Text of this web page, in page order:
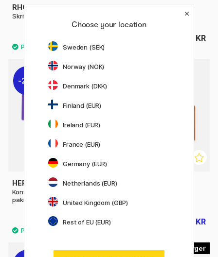
RHODIA
Skriveunderlag Rhodiarama
FABER-CASTELL
Blyantspisser Bordmodell
179 KR
21%
HERMA
Konvoluttmappe A5 5-
pakning
76 KR
96 KR
HERMA
pakning
111 KR
Choose your location
Sweden (SEK)
Norway (NOK)
Denmark (DKK)
Finland (EUR)
Ireland (EUR)
France (EUR)
Germany (EUR)
Netherlands (EUR)
United Kingdom (GBP)
Rest of EU (EUR)